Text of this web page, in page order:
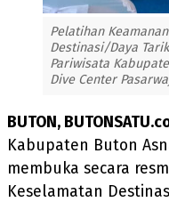
Pelatihan
Destinasi/Daya
Pariwisata
Dive Center
BUTON,
Kabupaten Buton
membuka secara
Keselamatan